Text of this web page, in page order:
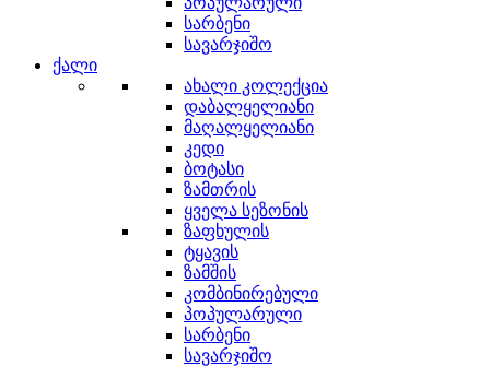
სარბენი
სავარჯიშო
ქალი
ახალი კოლექცია
დაბალყელიანი
მაღალყელიანი
კედი
ბოტასი
ზამთრის
ყველა სეზონის
ზაფხულის
ტყავის
ზამშის
კომბინირებული
პოპულარული
სარბენი
სავარჯიშო